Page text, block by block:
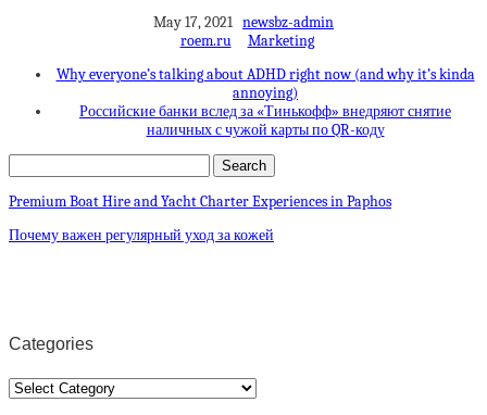
May 17, 2021 newsbz-admin
roem.ru
Marketing
Why everyone’s talking about ADHD right now (and why it’s kinda
annoying)
Российские банки вслед за «Тинькофф» внедряют снятие
наличных с чужой карты по QR-коду
Premium Boat Hire and Yacht Charter Experiences in Paphos
Почему важен регулярный уход за кожей
Categories
Categories